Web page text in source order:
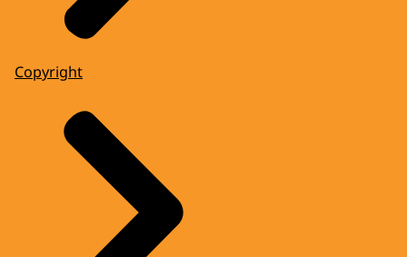
Copyright